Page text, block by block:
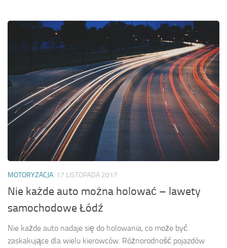
MOTORYZACJA 17 LISTOPADA 2017
Nie każde auto można holować – lawety
samochodowe Łódź
Nie każde auto nadaje się do holowania, co może być
zaskakujące dla wielu kierowców. Różnorodność pojazdów